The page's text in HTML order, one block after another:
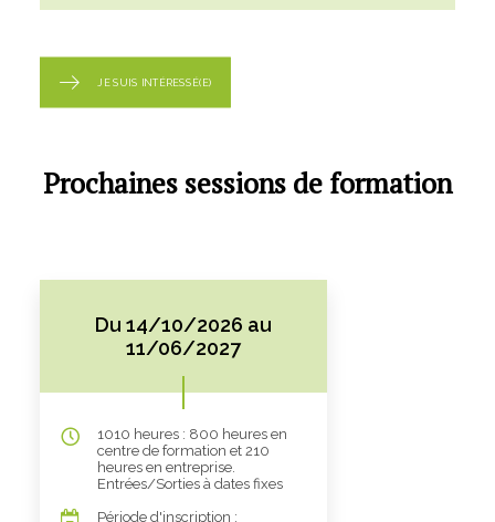
JE SUIS INTÉRESSÉ(E)
Prochaines sessions de formation
Du 14/10/2026 au
11/06/2027
1010 heures : 800 heures en
centre de formation et 210
heures en entreprise.
Entrées/Sorties à dates fixes
Période d'inscription :